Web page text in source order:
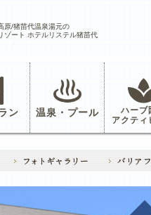
原/猪苗代温泉湯元の
ゾート ホテルリステル猪苗代
ン 温泉・プール ハーブ
アクティ